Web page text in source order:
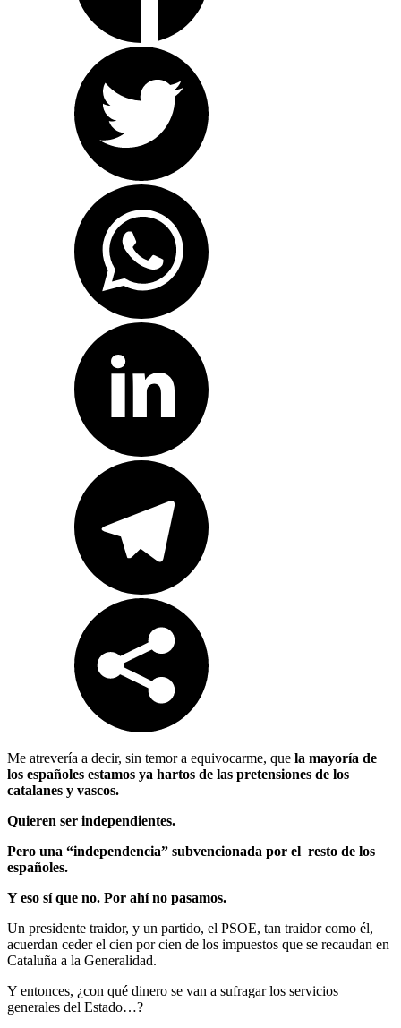
Me atrevería a decir, sin temor a equivocarme, que la mayoría de
los españoles estamos ya hartos de las pretensiones de los
catalanes y vascos.
Quieren ser independientes.
Pero una “independencia” subvencionada por el resto de los
españoles.
Y eso sí que no. Por ahí no pasamos.
Un presidente traidor, y un partido, el PSOE, tan traidor como él,
acuerdan ceder el cien por cien de los impuestos que se recaudan en
Cataluña a la Generalidad.
Y entonces, ¿con qué dinero se van a sufragar los servicios
generales del Estado…?